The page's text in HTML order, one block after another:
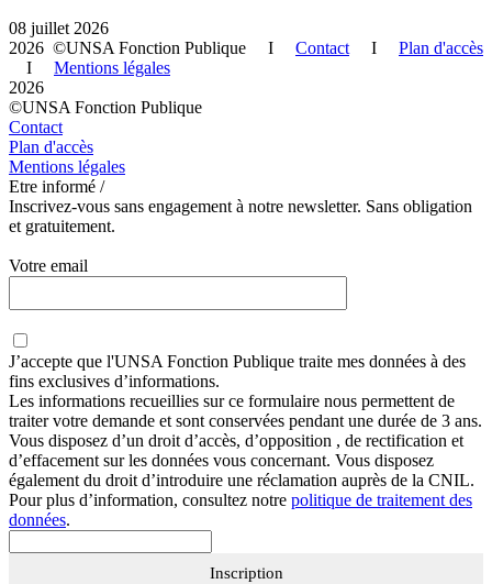
08 juillet 2026
2026 ©UNSA Fonction Publique I Contact I Plan d'accès
I Mentions légales
2026
©UNSA Fonction Publique
Contact
Plan d'accès
Mentions légales
Etre informé /
Inscrivez-vous sans engagement à notre newsletter. Sans obligation
et gratuitement.
Votre email
J’accepte que l'UNSA Fonction Publique traite mes données à des
fins exclusives d’informations.
Les informations recueillies sur ce formulaire nous permettent de
traiter votre demande et sont conservées pendant une durée de 3 ans.
Vous disposez d’un droit d’accès, d’opposition , de rectification et
d’effacement sur les données vous concernant. Vous disposez
également du droit d’introduire une réclamation auprès de la CNIL.
Pour plus d’information, consultez notre politique de traitement des
données.
Inscription